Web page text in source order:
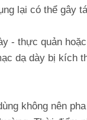
lại có thể gây
- thực quản
dạ dày bị kích
không nên